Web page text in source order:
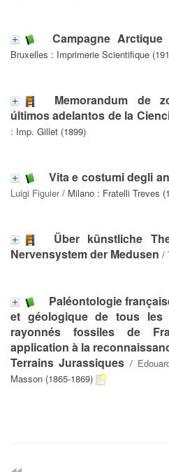
Campagne
Bruxelles : Imprimerie Scientifique
Memorandum de
últimos adelantos de la
: Imp. Gillet (1899)
Vita e costumi degli
Luigi Figuier/ Milano : Fratelli Treves
Über künstliche
Nervensystem der Medusen /
Paléontologie
et géologique de tous les
rayonnés fossiles de
application à la
Terrains Jurassiques /
Masson (1865-1869)